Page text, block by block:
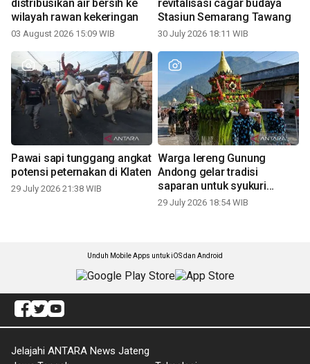
distribusikan air bersih ke
wilayah rawan kekeringan
03 August 2026 15:09 WIB
revitalisasi cagar budaya
Stasiun Semarang Tawang
30 July 2026 18:11 WIB
Pawai sapi tunggang angkat
potensi peternakan di Klaten
29 July 2026 21:38 WIB
Warga lereng Gunung
Andong gelar tradisi
saparan untuk syukuri
panen
29 July 2026 18:54 WIB
Unduh Mobile Apps untuk iOS dan Android
Jelajahi ANTARA News Jateng